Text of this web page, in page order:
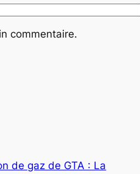
commentaire.
de gaz de GTA : La